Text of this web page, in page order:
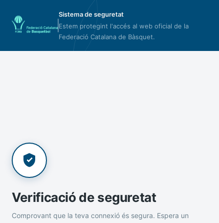
Sistema de seguretat
Estem protegint l'accés al web oficial de la
Federació Catalana de Bàsquet.
Verificació de seguretat
Comprovant que la teva connexió és segura. Espera un